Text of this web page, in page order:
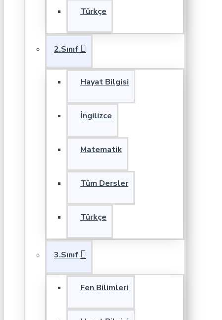
Türkçe
2.Sınıf
Hayat Bilgisi
İngilizce
Matematik
Tüm Dersler
Türkçe
3.Sınıf
Fen Bilimleri